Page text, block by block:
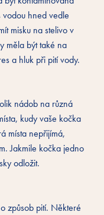
vodou hned vedle
misku na stelivo v
měla být také na
a hluk při pití vody.
nádob na různá
kudy vaše kočka
místa nepřijímá,
Jakmile kočka jedno
odložit.
způsob pití. Některé